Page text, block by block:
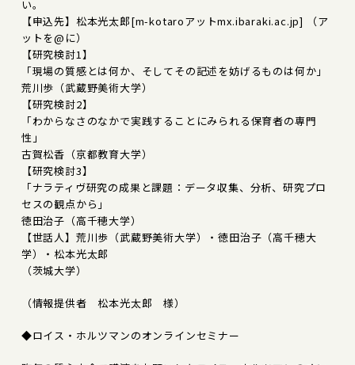
い。
【申込先】松本光太郎[m-kotaroアットmx.ibaraki.ac.jp] （ア
ットを@に）
【研究検討1】
「現場の質感とは何か、そしてその記述を妨げるものは何か」
荒川歩（武蔵野美術大学）
【研究検討2】
「わからなさのなかで実践することにみられる保育者の専門
性」
古賀松香（京都教育大学）
【研究検討3】
「ナラティヴ研究の成果と課題：データ収集、分析、研究プロ
セスの観点から」
徳田治子（高千穂大学）
【世話人】荒川歩（武蔵野美術大学）・徳田治子（高千穂大
学）・松本光太郎
（茨城大学）
（情報提供者 松本光太郎 様）
◆ロイス・ホルツマンのオンラインセミナー